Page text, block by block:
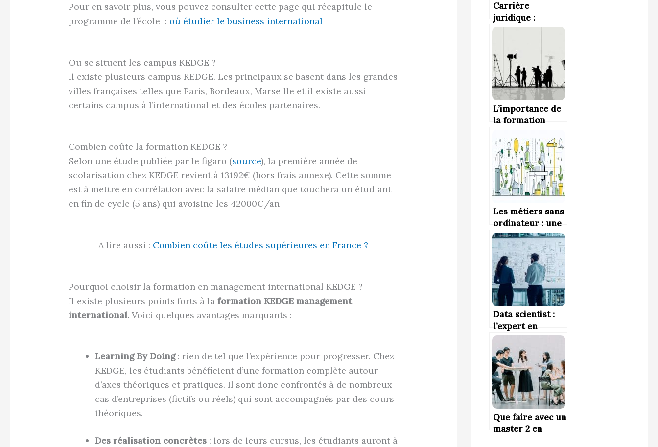
Pour en savoir plus, vous pouvez consulter cette page qui récapitule le
programme de l’école : où étudier le business international
Ou se situent les campus KEDGE ?
Il existe plusieurs campus KEDGE. Les principaux se basent dans les grandes
villes françaises telles que Paris, Bordeaux, Marseille et il existe aussi
certains campus à l’international et des écoles partenaires.
Combien coûte la formation KEDGE ?
Selon une étude publiée par le figaro (source), la première année de
scolarisation chez KEDGE revient à 13192€ (hors frais annexe). Cette somme
est à mettre en corrélation avec la salaire médian que touchera un étudiant
en fin de cycle (5 ans) qui avoisine les 42000€/an
A lire aussi : Combien coûte les études supérieures en France ?
Pourquoi choisir la formation en management international KEDGE ?
Il existe plusieurs points forts à laformation KEDGE management
international. Voici quelques avantages marquants :
Learning By Doing: rien de tel que l’expérience pour progresser. Chez
KEDGE, les étudiants bénéficient d’une formation complète autour
d’axes théoriques et pratiques. Il sont donc confrontés à de nombreux
cas d’entreprises (fictifs ou réels) qui sont accompagnés par des cours
théoriques.
Des réalisation concrètes : lors de leurs cursus, les étudiants auront à
Carrière
juridique :
Comment s’y
lycée ?
L’importance de
la formation
bâtir une
carrière durable
dans le cinéma et
l’audiovisuel
Les métiers sans
ordinateur : une
alternative pour
ceux qui
cherchent à fuir
les écrans
Data scientist :
l’expert en
donnée
Que faire avec un
master 2 en